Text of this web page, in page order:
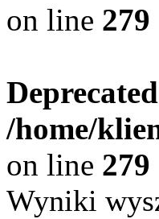
on line 279
Deprecated
/home/
on line 279
Wyniki